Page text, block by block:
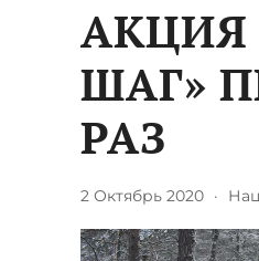
​АКЦИЯ
ШАГ»
РАЗ
2 Октябрь 2020 ·